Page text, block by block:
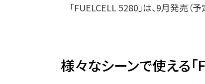
「FUELCELL 5280」は、9月発売（予
様々なシーンで使える「